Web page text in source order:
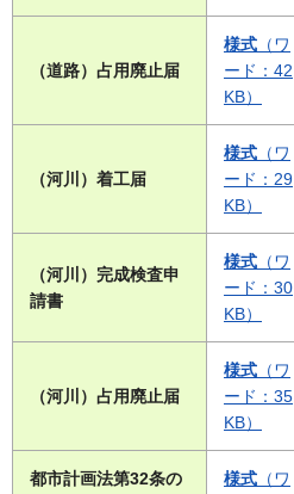
（道路）占用廃止届
様式 （ワ
ード：42
KB）
（河川）着工届
様式 （ワ
ード：29
KB）
（河川）完成検査申
請書
様式 （ワ
ード：30
KB）
（河川）占用廃止届
様式 （ワ
ード：35
KB）
都市計画法第32条の
様式 （ワ